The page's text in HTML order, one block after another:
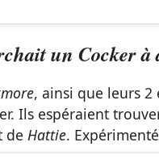
un Cocker à
, ainsi que leurs
Ils espéraient
de Hattie.